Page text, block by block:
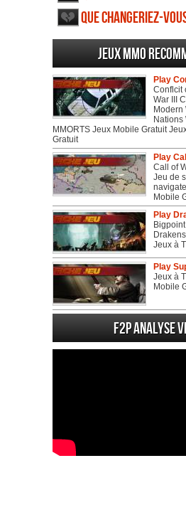
Que changeriez-
Jeux MMO
Play
Conflcit
War III
Modern
Nations
MMORTS Jeux Mobile Gratuit
Gratuit
Play
Call of
Jeu de
Mobile
Play
Jeux à
Play
Jeux à
Mobile
F2P Analyse